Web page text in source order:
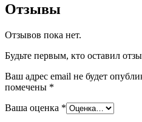
Отзывы
Отзывов пока нет.
Будьте первым, кто оставил
Ваш адрес email не будет
помечены *
Ваша оценка *